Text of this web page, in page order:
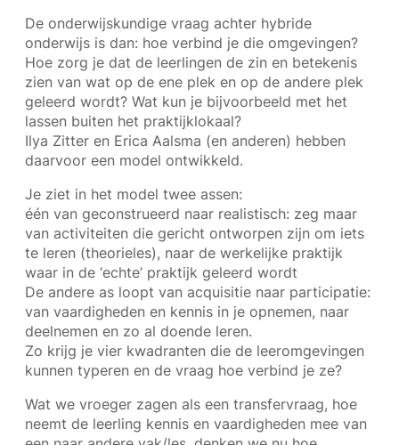
De onderwijskundige vraag achter hybride
onderwijs is dan: hoe verbind je die omgevingen?
Hoe zorg je dat de leerlingen de zin en betekenis
zien van wat op de ene plek en op de andere plek
geleerd wordt? Wat kun je bijvoorbeeld met het
lassen buiten het praktijklokaal?
Ilya Zitter en Erica Aalsma (en anderen) hebben
daarvoor een model ontwikkeld.
Je ziet in het model twee assen:
één van geconstrueerd naar realistisch: zeg maar
van activiteiten die gericht ontworpen zijn om iets
te leren (theorieles), naar de werkelijke praktijk
waar in de ‘echte’ praktijk geleerd wordt
De andere as loopt van acquisitie naar participatie:
van vaardigheden en kennis in je opnemen, naar
deelnemen en zo al doende leren.
Zo krijg je vier kwadranten die de leeromgevingen
kunnen typeren en de vraag hoe verbind je ze?
Wat we vroeger zagen als een transfervraag, hoe
neemt de leerling kennis en vaardigheden mee van